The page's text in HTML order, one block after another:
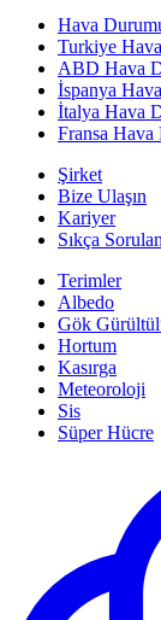
Hava
Turkiye
ABD Hava
İspanya
İtalya Hava
Fransa Hava
Şirket
Bize Ulaşın
Kariyer
Sıkça
Terimler
Albedo
Gök
Hortum
Kasırga
Meteoroloji
Sis
Süper Hücre